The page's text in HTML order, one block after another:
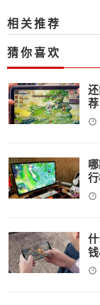
相关推荐
猜你喜欢
荐